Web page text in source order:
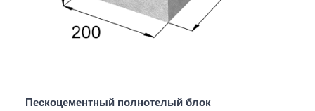
Пескоцементный полнотелый блок